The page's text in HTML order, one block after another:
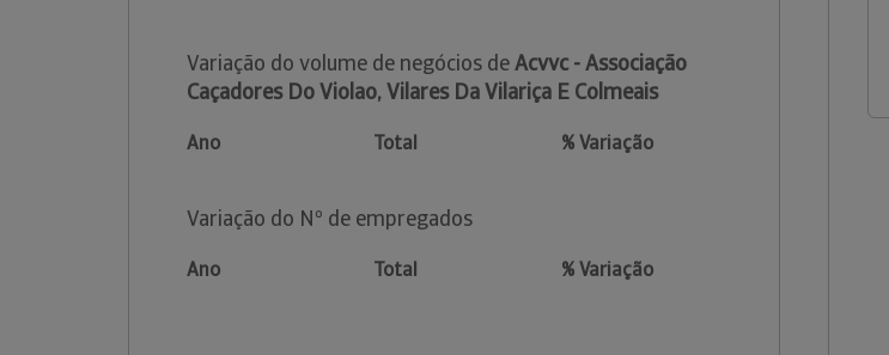
Variação do volume de negócios deAcvvc - Associação
Caçadores Do Violao, Vilares Da Vilariça E Colmeais
Ano Total % Variação
Variação do Nº de empregados
Ano Total % Variação